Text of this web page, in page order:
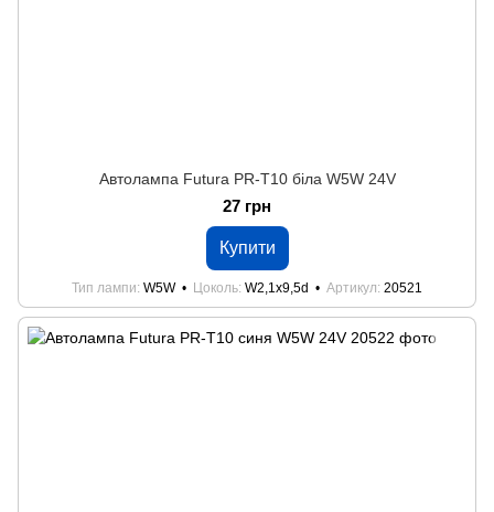
Автолампа Futura PR-Т10 біла W5W 24V
27 грн
Купити
Тип лампи W5W Цоколь W2,1x9,5d Артикул 20521